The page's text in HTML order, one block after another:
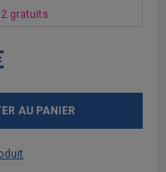
gratuits
AU PANIER